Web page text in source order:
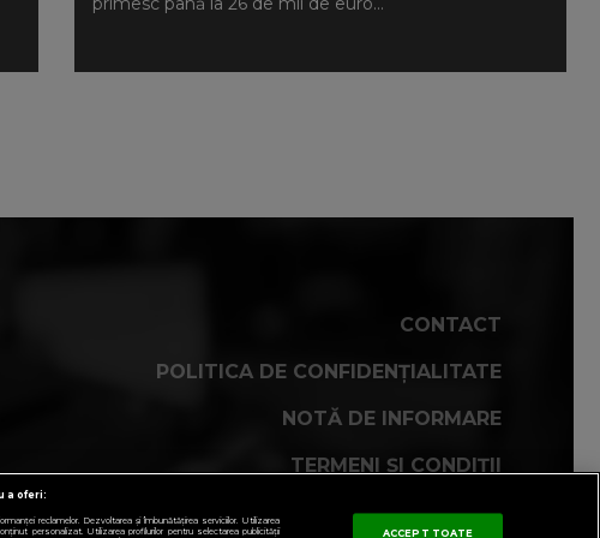
CONTACT
POLITICA DE CONFIDENȚIALITATE
NOTĂ DE INFORMARE
TERMENI ȘI CONDIȚII
COD DEONTOLOGIC
a oferi:
reclamelor. Dezvoltarea și îmbunătățirea serviciilor. Utilizarea
personalizat. Utilizarea profilurilor pentru selectarea publicității
ACCEPT TOATE